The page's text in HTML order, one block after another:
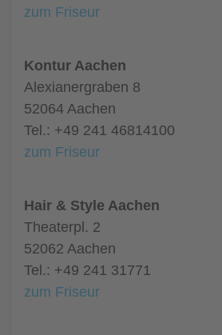
zum Friseur
Kontur Aachen
Alexianergraben 8
52064 Aachen
Tel.: +49 241 46814100
zum Friseur
Hair & Style Aachen
Theaterpl. 2
52062 Aachen
Tel.: +49 241 31771
zum Friseur